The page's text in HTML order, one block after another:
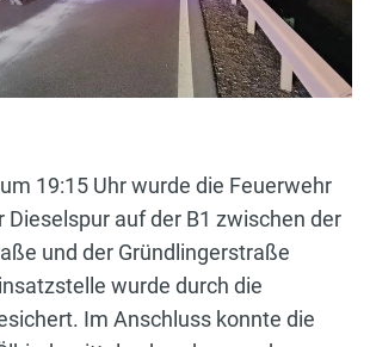
19:15 Uhr wurde die Feuerwehr
Dieselspur auf der B1 zwischen der
und der Gründlingerstraße
wurde durch die
Im Anschluss konnte die